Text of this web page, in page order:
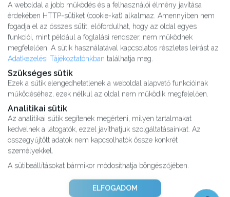
A weboldal a jobb működés és a felhasználói élmény javítása
érdekében HTTP-sütiket (cookie-kat) alkalmaz. Amennyiben nem
fogadja el az összes sütit, előfordulhat, hogy az oldal egyes
funkciói, mint például a foglalási rendszer, nem működnek
megfelelően. A sütik használatával kapcsolatos részletes leírást az
Adatkezelési Tájékoztatónkban találhatja meg.
Szükséges sütik
Ezek a sütik elengedhetetlenek a weboldal alapvető funkcióinak
működéséhez, ezek nélkül az oldal nem működik megfelelően.
Analitikai sütik
Az analitikai sütik segítenek megérteni, milyen tartalmakat
kedvelnek a látogatók, ezzel javíthatjuk szolgáltatásainkat. Az
összegyűjtött adatok nem kapcsolhatók össze konkrét
személyekkel.
A sütibeállításokat bármikor módosíthatja böngészőjében.
ELFOGADOM
Kutatásaink
Partnereink
Karrier
Adatvédelmi tájékoztató